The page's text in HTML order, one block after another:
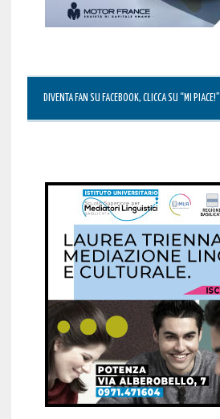
DIVENTA FAN SU FACEBOOK, CLICCA SU “MI PIACE!”